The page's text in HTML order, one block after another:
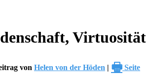
Virtuosität
von Helen von der Höden | 🖶 Seite